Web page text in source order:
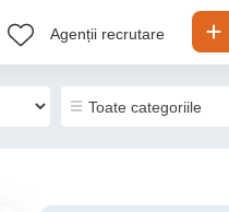
Agenții recrutare